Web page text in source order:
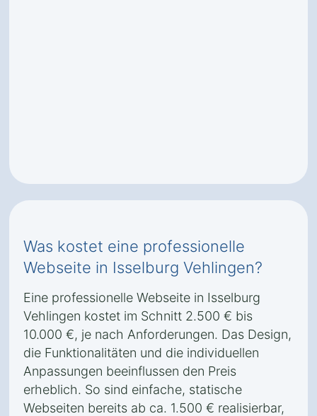
Was kostet eine professionelle
Webseite in Isselburg Vehlingen?
Eine professionelle Webseite in Isselburg
Vehlingen kostet im Schnitt 2.500 € bis
10.000 €, je nach Anforderungen. Das Design,
die Funktionalitäten und die individuellen
Anpassungen beeinflussen den Preis
erheblich. So sind einfache, statische
Webseiten bereits ab ca. 1.500 € realisierbar,